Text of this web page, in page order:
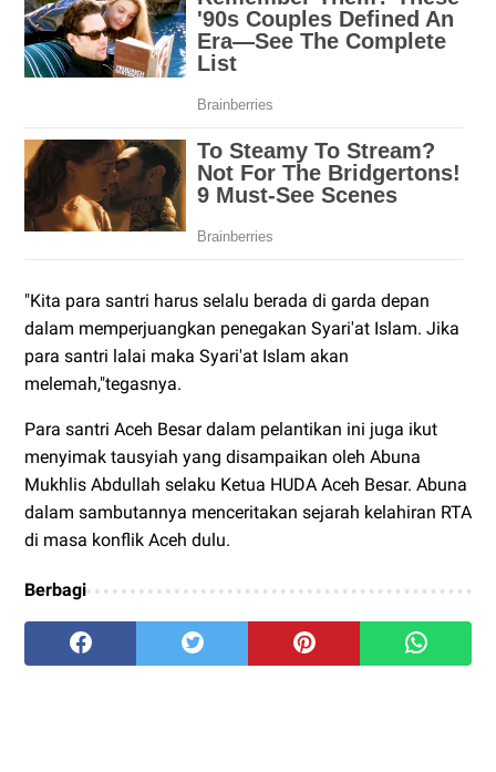
"Kita para santri harus selalu berada di garda depan
dalam memperjuangkan penegakan Syari'at Islam. Jika
para santri lalai maka Syari'at Islam akan
melemah,"tegasnya.
Para santri Aceh Besar dalam pelantikan ini juga ikut
menyimak tausyiah yang disampaikan oleh Abuna
Mukhlis Abdullah selaku Ketua HUDA Aceh Besar. Abuna
dalam sambutannya menceritakan sejarah kelahiran RTA
di masa konflik Aceh dulu.
Berbagi